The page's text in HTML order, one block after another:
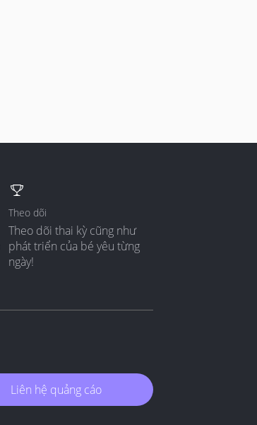
Theo dõi
Theo dõi thai kỳ cũng như
phát triển của bé yêu từng
ngày!
Liên hệ quảng cáo